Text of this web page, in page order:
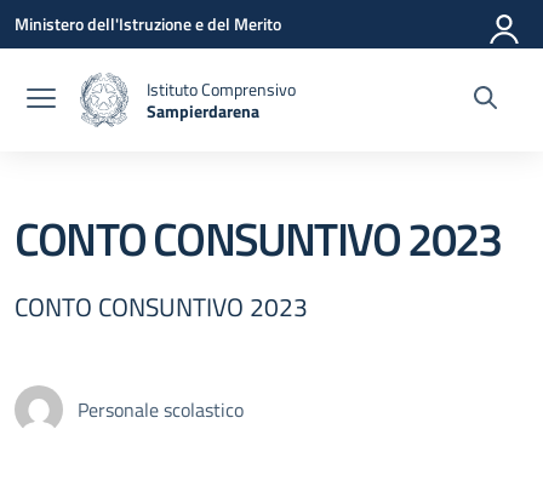
Vai ai contenuti
Vai al menu di navigazione
Vai al footer
Ministero dell'Istruzione e del Merito
Istituto Comprensivo
Sampierdarena
CONTO CONSUNTIVO 2023
CONTO CONSUNTIVO 2023
Personale scolastico